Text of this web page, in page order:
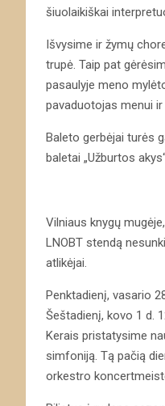
šiuolaikiškai
Išvysime ir žymų
trupė. Taip pat
pasaulyje meno
pavaduotojas menui ir
Baleto gerbėjai turės
baletai „Užburtos
Vilniaus knygų
LNOBT stendą
atlikėjai.
Penktadienį, vasario
Šeštadienį, kovo 1 d.
Kerais pristatysime
simfoniją. Tą pačią
orkestro